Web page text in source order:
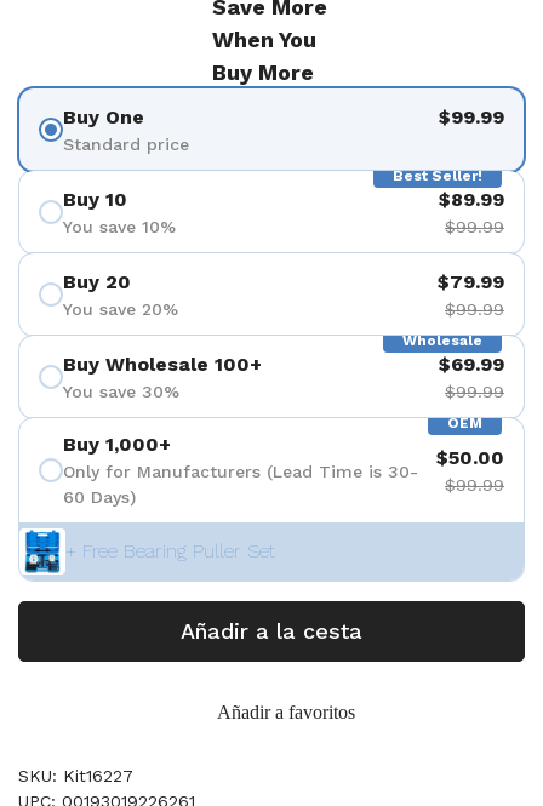
Save More
When You
Buy More
Buy One
Standard price
$99.99
Best Seller!
Buy 10
You save 10%
$89.99
$99.99
Buy 20
You save 20%
$79.99
$99.99
Wholesale
Buy Wholesale 100+
You save 30%
$69.99
$99.99
OEM
Buy 1,000+
Only for Manufacturers (Lead Time is 30-
60 Days)
$50.00
$99.99
+ Free Bearing Puller Set
Añadir a la cesta
Añadir a favoritos
SKU: Kit16227
UPC: 00193019226261